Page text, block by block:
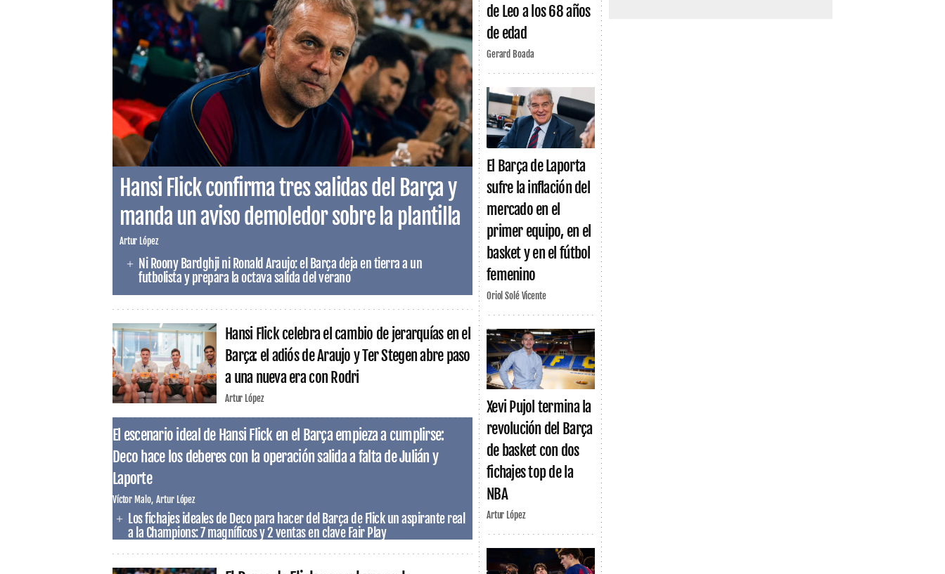
Hansi Flick confirma tres salidas del Barça y
manda un aviso demoledor sobre la plantilla
Artur López
Ni Roony Bardghji ni Ronald Araujo: el Barça deja en tierra a un
futbolista y prepara la octava salida del verano
Hansi Flick celebra el cambio de jerarquías en el
Barça: el adiós de Araujo y Ter Stegen abre paso
a una nueva era con Rodri
Artur López
El escenario ideal de Hansi Flick en el Barça empieza a cumplirse:
Deco hace los deberes con la operación salida a falta de Julián y
Laporte
Víctor Malo Artur López
Los fichajes ideales de Deco para hacer del Barça de Flick un aspirante real
a la Champions: 7 magníficos y 2 ventas en clave Fair Play
de Leo a los 68 años
de edad
Gerard Boada
El Barça de Laporta
sufre la inflación del
mercado en el
primer equipo, en el
basket y en el fútbol
femenino
Oriol Solé Vicente
Xevi Pujol termina la
revolución del Barça
de basket con dos
fichajes top de la
NBA
Artur López